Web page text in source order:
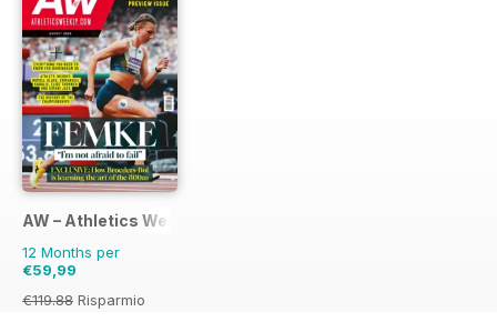
AW – Athletics Weekly Magazine
12 Months per
€59,99
€119.88 Risparmio